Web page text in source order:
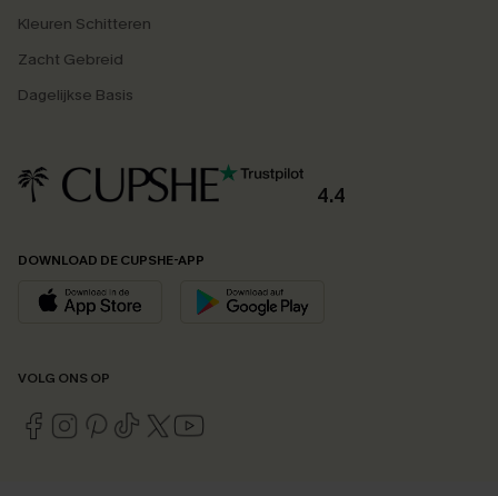
Kleuren Schitteren
Zacht Gebreid
Dagelijkse Basis
4.4
DOWNLOAD DE CUPSHE-APP
VOLG ONS OP